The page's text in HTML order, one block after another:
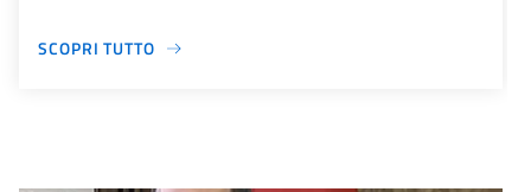
SCOPRI TUTTO